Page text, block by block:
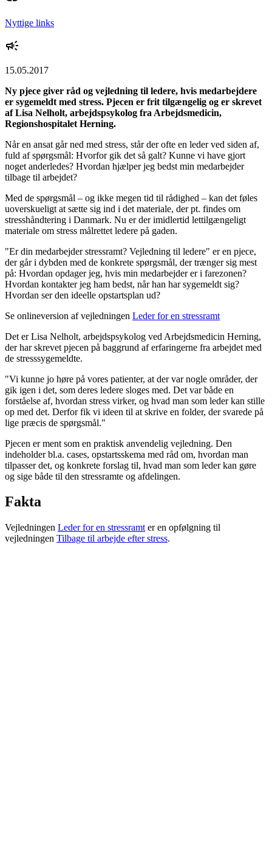
Nyttige links
15.05.2017
Ny pjece giver råd og vejledning til ledere, hvis medarbejdere
er sygemeldt med stress. Pjecen er frit tilgængelig og er skrevet
af Lisa Nelholt, arbejdspsykolog fra Arbejdsmedicin,
Regionshospitalet Herning.
Når en ansat går ned med stress, står der ofte en leder ved siden af,
fuld af spørgsmål: Hvorfor gik det så galt? Kunne vi have gjort
noget anderledes? Hvordan hjælper jeg bedst min medarbejder
tilbage til arbejdet?
Med de spørgsmål – og ikke megen tid til rådighed – kan det føles
uoverskueligt at sætte sig ind i det materiale, der pt. findes om
stresshåndtering i Danmark. Nu er der imidlertid lettilgængeligt
materiale om stress målrettet ledere på gaden.
"Er din medarbejder stressramt? Vejledning til ledere" er en pjece,
der går i dybden med de konkrete spørgsmål, der trænger sig mest
på: Hvordan opdager jeg, hvis min medarbejder er i farezonen?
Hvordan kontakter jeg ham bedst, når han har sygemeldt sig?
Hvordan ser den ideelle opstartsplan ud?
Se onlineversion af vejledningen Leder for en stressramt
Det er Lisa Nelholt, arbejdspsykolog ved Arbejdsmedicin Herning,
der har skrevet pjecen på baggrund af erfaringerne fra arbejdet med
de stresssygemeldte.
"Vi kunne jo høre på vores patienter, at der var nogle områder, der
gik igen i det, som deres ledere sloges med. Det var både en
forståelse af, hvordan stress virker, og hvad man som leder kan stille
op med det. Derfor fik vi ideen til at skrive en folder, der svarede på
lige præcis de spørgsmål."
Pjecen er ment som en praktisk anvendelig vejledning. Den
indeholder bl.a. cases, opstartsskema med råd om, hvordan man
tilpasser det, og konkrete forslag til, hvad man som leder kan gøre
og sige både til den stressramte og afdelingen.
Fakta
Vejledningen Leder for en stressramt er en opfølgning til
vejledningen Tilbage til arbejde efter stress.